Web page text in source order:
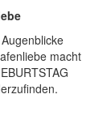
macht